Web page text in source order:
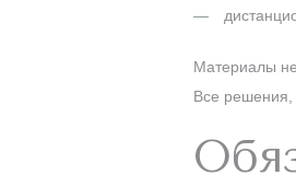
Материалы
Все решения,